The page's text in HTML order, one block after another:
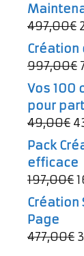
497,00€
Création
997,00€
Vos 100
pour
49,00€
Pack
efficace
197,00€
Création
Page
477,00€